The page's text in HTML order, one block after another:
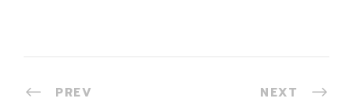
PREV NEXT